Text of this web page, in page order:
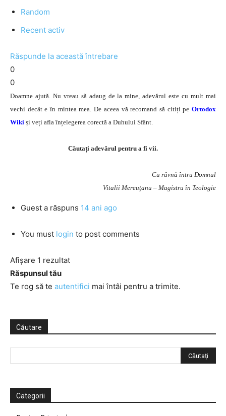
Random
Recent activ
Răspunde la această întrebare
0
0
Doamne ajută. Nu vreau să adaug de la mine, adevărul este cu mult mai
vechi decât e în mintea mea. De aceea vă recomand să citiți pe Ortodox
Wiki și veți afla înțelegerea corectă a Duhului Sfânt.
Căutați adevărul pentru a fi vii.
Cu râvnă întru Domnul
Vitalii Mereuţanu – Magistru în Teologie
Guest a răspuns 14 ani ago
You must login to post comments
Afișare 1 rezultat
Răspunsul tău
Te rog să te autentifici mai întâi pentru a trimite.
Căutare
Categorii